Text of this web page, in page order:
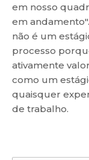
em nosso
em
não é um
processo
ativamente
como um
quaisquer
de trabalho.